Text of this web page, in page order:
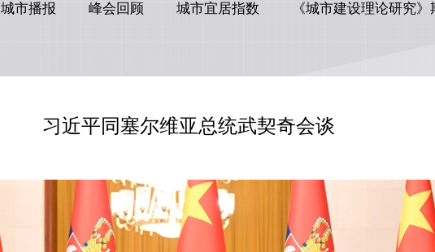
城市播报 峰会回顾 城市宜居指数 《城市建设理论研究
习近平同塞尔维亚总统武契奇会谈